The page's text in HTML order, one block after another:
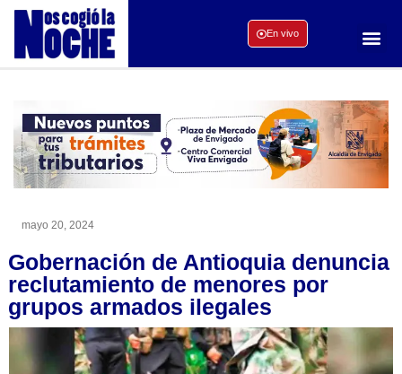
En vivo
mayo 20, 2024
Gobernación de Antioquia denuncia
reclutamiento de menores por
grupos armados ilegales